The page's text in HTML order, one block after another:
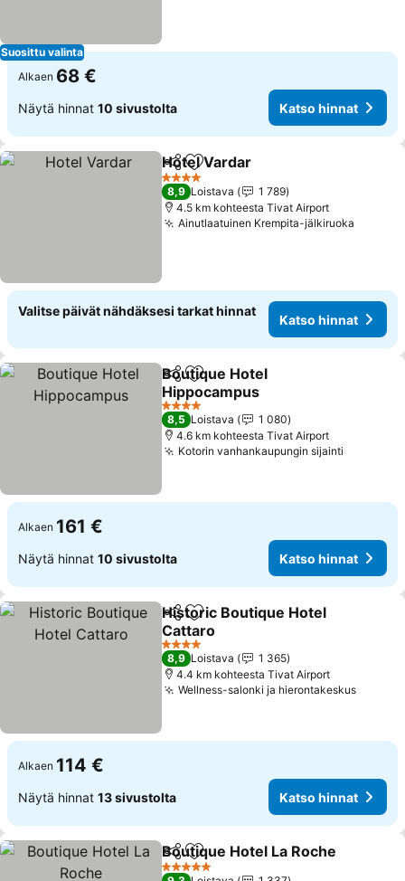
Suosittu valinta
Alkaen 68 €
Näytä hinnat 10 sivustolta Katso hinnat
Jaa Lisää suosikkeihin
Hotel Vardar
4 Tähtiluokitus
8,9 Loistava
1 789
4.5 km kohteesta Tivat Airport
Ainutlaatuinen Krempita-jälkiruoka
Valitse päivät nähdäksesi tarkat hinnat
Katso hinnat
Jaa Lisää suosikkeihin
Boutique Hotel
Hippocampus
Katso hinnat
4 Tähtiluokitus
8,5 Loistava
1 080
4.6 km kohteesta Tivat Airport
Kotorin vanhankaupungin sijainti
Alkaen 161 €
Näytä hinnat 10 sivustolta Katso hinnat
Jaa Lisää suosikkeihin
Historic Boutique Hotel
Cattaro
Katso hinnat
4 Tähtiluokitus
8,9 Loistava
1 365
4.4 km kohteesta Tivat Airport
Wellness-salonki ja hierontakeskusKatso
Alkaen 114 €
Näytä hinnat 13 sivustolta Katso hinnat
Jaa Lisää suosikkeihin
Boutique Hotel La Roche
5 Tähtiluokitus